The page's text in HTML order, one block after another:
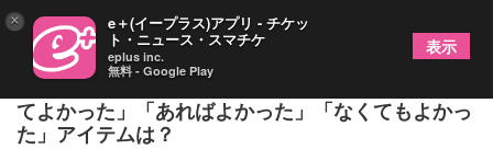
『フジロック』開催直前！ 持ち物チェック「あっ
てよかった」「あればよかった」「なくてもよかっ
た」アイテムは？
× e＋(イープラス)アプリ - チケッ
ト・ニュース・スマチケ
eplus inc.
無料 - Google Play
表示